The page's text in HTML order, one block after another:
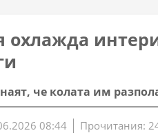
охлажда
че колата им
08:44 Прочитания: